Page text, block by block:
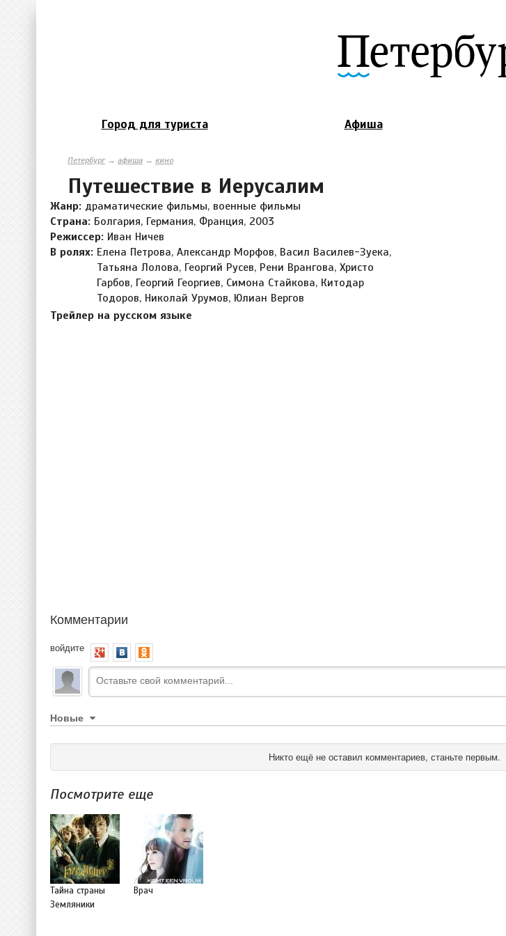
Город для туриста Афиша
Петербург→ афиша → кино
Путешествие в Иерусалим
Жанр: драматические фильмы, военные фильмы
Страна: Болгария, Германия, Франция, 2003
Режиссер: Иван Ничев
В ролях: Елена Петрова, Александр Морфов, Васил Василев-Зуека,
Татьяна Лолова, Георгий Русев, Рени Врангова, Христо
Гарбов, Георгий Георгиев, Симона Стайкова, Китодар
Тодоров, Николай Урумов, Юлиан Вергов
Трейлер на русском языке
Комментарии
войдите
Новые
Никто ещё не оставил комментариев, станьте первым.
Посмотрите еще
Тайна страны
Земляники
Врач